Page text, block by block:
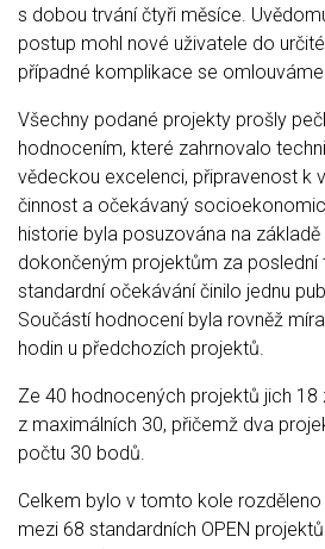
s dobou trvání čtyři měsíce.
postup mohl nové uživatele do
případné komplikace se
Všechny podané projekty prošly
hodnocením, které zahrnovalo
vědeckou excelenci, připravenost k
činnost a očekávaný
historie byla posuzována na
dokončeným projektům za poslední
standardní očekávání činilo jednu
Součástí hodnocení byla rovněž
hodin u předchozích projektů.
Ze 40 hodnocených projektů jich
z maximálních 30, přičemž dva
počtu 30 bodů.
Celkem bylo v tomto kole
mezi 68 standardních OPEN